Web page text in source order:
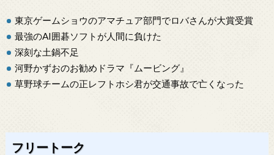
東京ゲームショウのアマチュア部門でロバさんが大賞受賞
最強のAI囲碁ソフトが人間に負けた
深刻な土鍋不足
河野かずおのお勧めドラマ『ムービング』
草野球チームの正レフトホシ君が交通事故で亡くなった
フリートーク